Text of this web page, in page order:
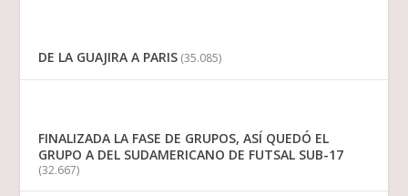
DE LA GUAJIRA A PARIS (35.085)
FINALIZADA LA FASE DE GRUPOS, ASÍ QUEDÓ EL
GRUPO A DEL SUDAMERICANO DE FUTSAL SUB-17
(32.667)